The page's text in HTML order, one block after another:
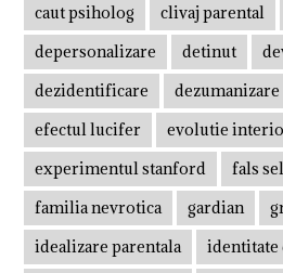
caut psiholog
clivaj parental
depersonalizare
detinut
dezidentificare
dezumanizare
efectul lucifer
evolutie
experimentul stanford
fals
familia nevrotica
gardian
idealizare parentala
identitate